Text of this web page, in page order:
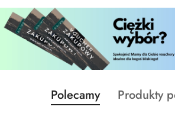
Pomiń karuzelę produktów
Produkty
o
Polecamy
Produkty
Produkty